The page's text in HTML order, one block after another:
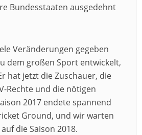
Bundesstaaten ausgedehnt
Veränderungen gegeben
dem großen Sport entwickelt,
hat jetzt die Zuschauer, die
Rechte und die nötigen
2017 endete spannend
Ground, und wir warten
die Saison 2018.